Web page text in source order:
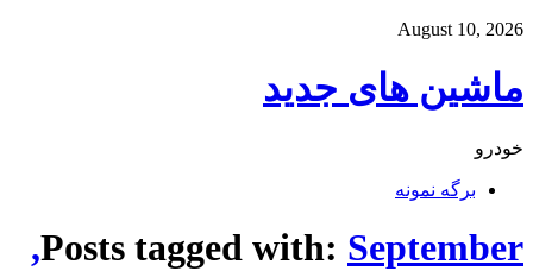
August 10, 2026
ماشین های جدید
خودرو
برگه نمونه
Posts tagged with: September,